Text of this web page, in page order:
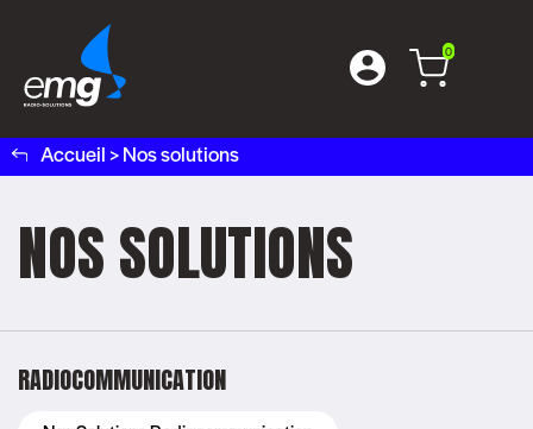
0
Accueil>Nos solutions
NOS SOLUTIONS
RADIOCOMMUNICATION